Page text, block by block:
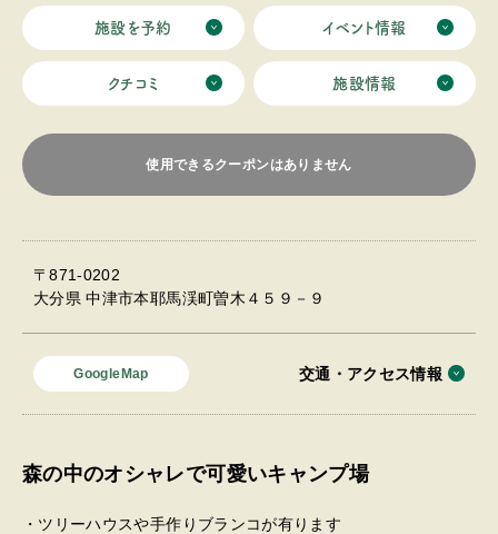
施設を予約 イベント情報
クチコミ 施設情報
使用できるクーポンはありません
〒871-0202
大分県 中津市本耶馬渓町曽木４５９－９
GoogleMap 交通・アクセス情報
森の中のオシャレで可愛いキャンプ場
・ツリーハウスや手作りブランコが有ります